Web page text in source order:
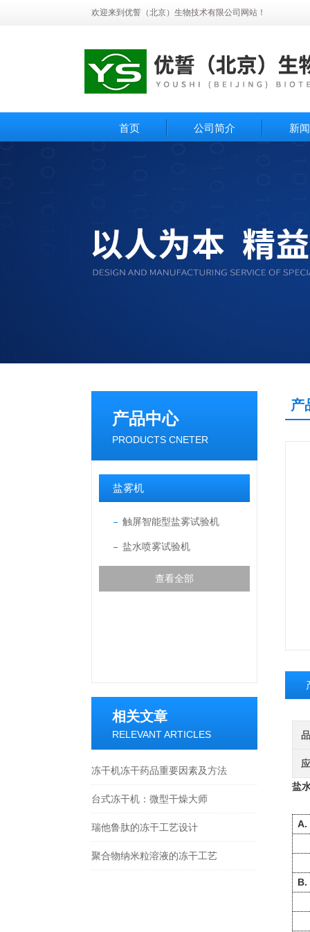
欢迎来到优誓（北京）生物技术有限公司网站！
首页 公司简介 新
产品中心
PRODUCTS CNETER
盐雾机
触屏智能型盐雾试验机
盐水喷雾试验机
查看全部
相关文章
RELEVANT ARTICLES
冻干机冻干药品重要因素及方法
台式冻干机：微型干燥大师
瑞他鲁肽的冻干工艺设计
聚合物纳米粒溶液的冻干工艺
产
盐
A.
B.